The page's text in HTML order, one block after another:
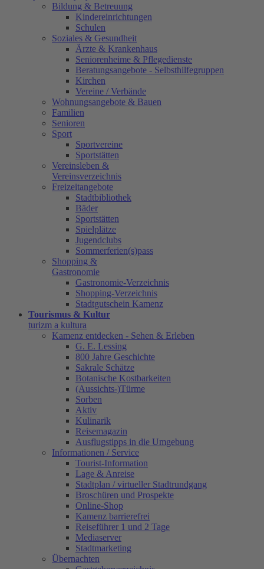
Bildung & Betreuung
Kindereinrichtungen
Schulen
Soziales & Gesundheit
Ärzte & Krankenhaus
Seniorenheime & Pflegedienste
Beratungsangebote - Selbsthilfegruppen
Kirchen
Vereine / Verbände
Wohnungsangebote & Bauen
Familien
Senioren
Sport
Sportvereine
Sportstätten
Vereinsleben &
Vereinsverzeichnis
Freizeitangebote
Stadtbibliothek
Bäder
Sportstätten
Spielplätze
Jugendclubs
Sommerferien(s)pass
Shopping &
Gastronomie
Gastronomie-Verzeichnis
Shopping-Verzeichnis
Stadtgutschein Kamenz
Tourismus & Kultur
turizm a kultura
Kamenz entdecken - Sehen & Erleben
G. E. Lessing
800 Jahre Geschichte
Sakrale Schätze
Botanische Kostbarkeiten
(Aussichts-)Türme
Sorben
Aktiv
Kulinarik
Reisemagazin
Ausflugstipps in die Umgebung
Informationen / Service
Tourist-Information
Lage & Anreise
Stadtplan / virtueller Stadtrundgang
Broschüren und Prospekte
Online-Shop
Kamenz barrierefrei
Reiseführer 1 und 2 Tage
Mediaserver
Stadtmarketing
Übernachten